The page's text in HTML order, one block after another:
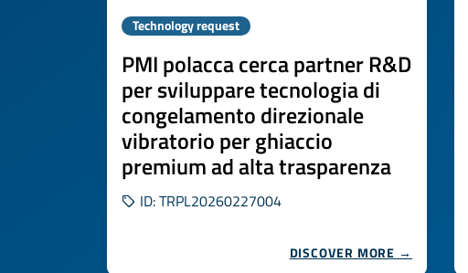
Technology request
PMI polacca cerca partner R&D
per sviluppare tecnologia di
congelamento direzionale
vibratorio per ghiaccio
premium ad alta trasparenza
ID: TRPL20260227004
DISCOVER MORE →